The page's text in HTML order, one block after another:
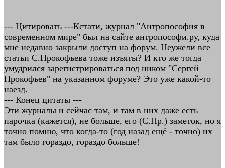
--- Цитировать ---Кстати, журнал "Антропософия в
современном мире" был на сайте антропософи.ру, куда
мне недавно закрыли доступ на форум. Неужели все
статьи С.Прокофьева тоже изъяты? И кто же тогда
умудрился зарегистрироваться под ником "Сергей
Прокофьев" на указанном форуме? Это уже какой-то
наезд.
--- Конец цитаты ---
Эти журналы и сейчас там, и там в них даже есть
парочка (кажется), не больше, его (С.Пр.) заметок, но я
точно помню, что когда-то (год назад ещё - точно) их
там было гораздо, гораздо больше!